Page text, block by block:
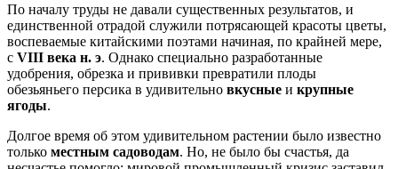
По началу труды не давали существенных результатов, и
единственной отрадой служили потрясающей красоты цветы,
воспеваемые китайскими поэтами начиная, по крайней мере,
с VIII века н. э. Однако специально разработанные
удобрения, обрезка и прививки превратили плоды
обезьяньего персика в удивительно вкусные и крупные
ягоды.
Долгое время об этом удивительном растении было известно
только местным садоводам. Но, не было бы счастья, да